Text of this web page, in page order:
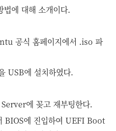
에 대해 소개이다.
공식 홈페이지에서 .iso 파
USB에 설치하였다.
에 꽂고 재부팅한다.
BIOS에 진입하여 UEFI Boot